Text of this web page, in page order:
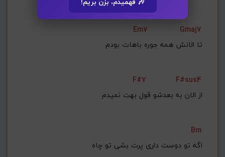
Em7
Gmaj7
    ﺗﺎ اﻟﺎﻧﺶ ﻫﻤﻪ ﺟﻮره ﺑﺎﻫﺎت ﺑﻮدم
F#7
F#sus4
از اﻟﺎن ﺑﻪ ﺑﻌﺪﺷﻮ ﻗﻮل ﺑﻬﺖ ﻧﻤﻴﺪم
Bm
    اﮔﻪ ﺗﻮ دوﺳﺖ داری ﭘﺮت ﺑﺸﻰ ﺗﻮ ﭼﺎه